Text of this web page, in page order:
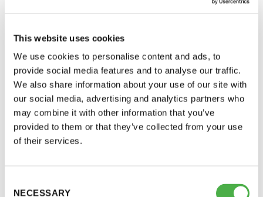
This website uses cookies
We use cookies to personalise content and ads, to
provide social media features and to analyse our traffic.
We also share information about your use of our site with
our social media, advertising and analytics partners who
may combine it with other information that you’ve
provided to them or that they’ve collected from your use
of their services.
NECESSARY
Saunatalo on avoinna
myös helatorstaina
-Naisten päivät ovat maanantai ja
Lähde SAUNA-matkalle Rajaportin Saunaan
Tampereelle 26.03.
09.30 Junalla Helsinki-Tampere 11.00,
RAJAPORTIN SAUNA Pispalassa 14 -16 ja paluu
junalla Tampereelta 17.07- Helsinkiin 18.52.
Järjestelyt junamatkoineen 41eur (eläkeläiset) ja
kautta tai